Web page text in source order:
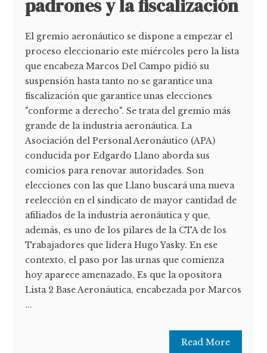
padrones y la fiscalización
El gremio aeronáutico se dispone a empezar el
proceso eleccionario este miércoles pero la lista
que encabeza Marcos Del Campo pidió su
suspensión hasta tanto no se garantice una
fiscalización que garantice unas elecciones
"conforme a derecho". Se trata del gremio más
grande de la industria aeronáutica. La
Asociación del Personal Aeronáutico (APA)
conducida por Edgardo Llano aborda sus
comicios para renovar autoridades. Son
elecciones con las que Llano buscará una nueva
reelección en el sindicato de mayor cantidad de
afiliados de la industria aeronáutica y que,
además, es uno de los pilares de la CTA de los
Trabajadores que lidera Hugo Yasky. En ese
contexto, el paso por las urnas que comienza
hoy aparece amenazado. Es que la opositora
Lista 2 Base Aeronáutica, encabezada por Marcos
...
Read More